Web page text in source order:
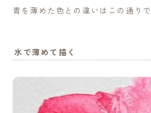
青を薄めた色との違いはこの通りで
水で薄めて描く